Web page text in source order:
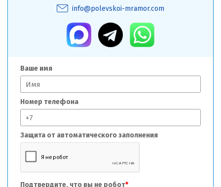
info@polevskoi-mramor.com
Ваше имя
Номер телефона
Защита от автоматического заполнения
Подтвердите, что вы не робот*